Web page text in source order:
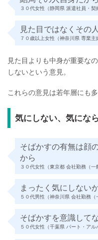
３０代女性（静岡県 派遣社員・契
見た目ではなくその
７０歳以上女性（神奈川県 専業主
見た目よりも中身が重要な
しないという意見。
これらの意見は若年層にも
気にしない、気にな
そばかすの有無は顔
から
３０代女性（東京都 会社勤務（一
まったく気にしない
５０代男性（神奈川県 会社勤務（
そばかすを意識して
５０代女性（千葉県 パート・アル